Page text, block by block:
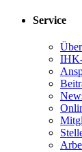
Service